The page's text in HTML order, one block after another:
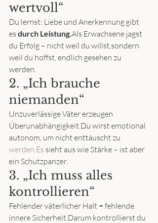
wertvoll“
Du lernst: Liebe und Anerkennung gibt
es durch Leistung.Als Erwachsene jagst
du Erfolg – nicht weil du willst,sondern
weil du hoffst, endlich gesehen zu
werden.
2. „Ich brauche
niemanden“
Unzuverlässige Väter erzeugen
Überunabhängigkeit.Du wirst emotional
autonom, um nicht enttäuscht zu
werden.Es sieht aus wie Stärke – ist aber
ein Schutzpanzer.
3. „Ich muss alles
kontrollieren“
Fehlender väterlicher Halt = fehlende
innere Sicherheit.Darum kontrollierst du